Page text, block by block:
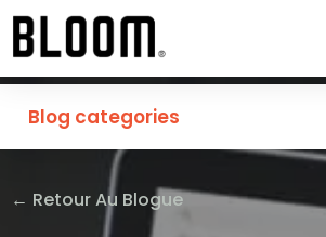
Blog categories
← Retour Au Blogue